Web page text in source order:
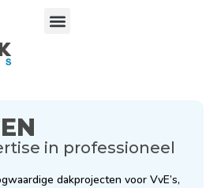
in professioneel
dakprojecten voor VvE’s,